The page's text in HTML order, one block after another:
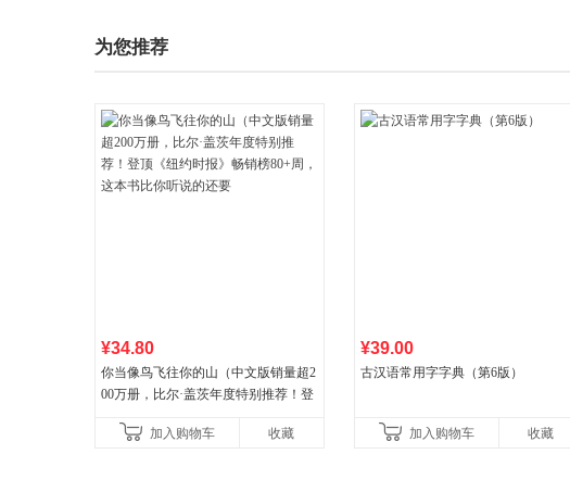
为您推荐
¥34.80
你当像鸟飞往你的山（中文版销量超2
00万册，比尔·盖茨年度特别推荐！登
比你听说的还要
加入购物车 收藏
¥39.00
古汉语常用字字典（第6版）
加入购物车 收藏